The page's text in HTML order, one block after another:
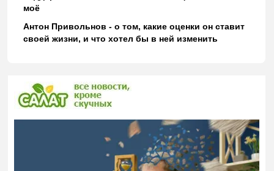
моё
Антон Привольнов - о том, какие оценки он ставит
своей жизни, и что хотел бы в ней изменить